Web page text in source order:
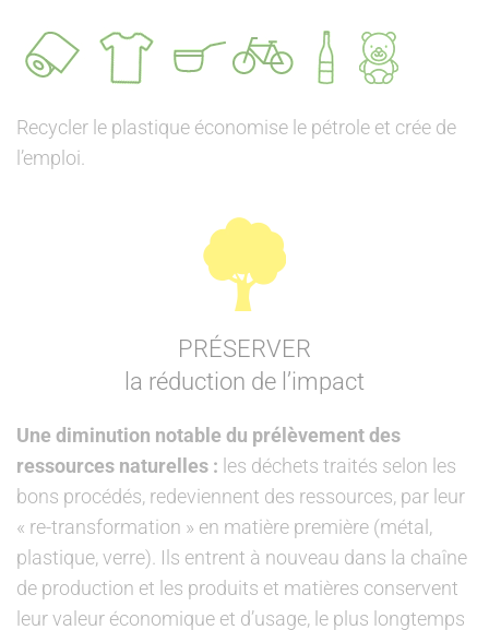
Recycler le plastique économise le pétrole et crée de
l’emploi.
PRÉSERVER
la réduction de l’impact
Une diminution notable du prélèvement des
ressources naturelles : les déchets traités selon les
bons procédés, redeviennent des ressources, par leur
« re-transformation » en matière première (métal,
plastique, verre). Ils entrent à nouveau dans la chaîne
de production et les produits et matières conservent
leur valeur économique et d’usage, le plus longtemps